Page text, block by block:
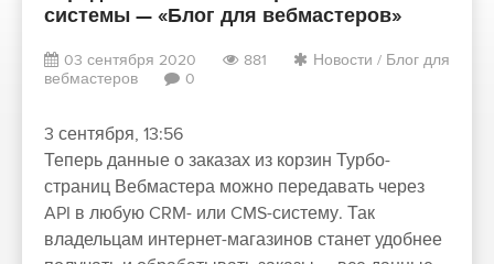
системы — «Блог для вебмастеров»
03 сентября 2020 881 Новости / Блог для
вебмастеров
0
3 сентября, 13:56
Теперь данные о заказах из корзин Турбо-
страниц Вебмастера можно передавать через
API в любую CRM- или CMS-систему. Так
владельцам интернет-магазинов станет удобнее